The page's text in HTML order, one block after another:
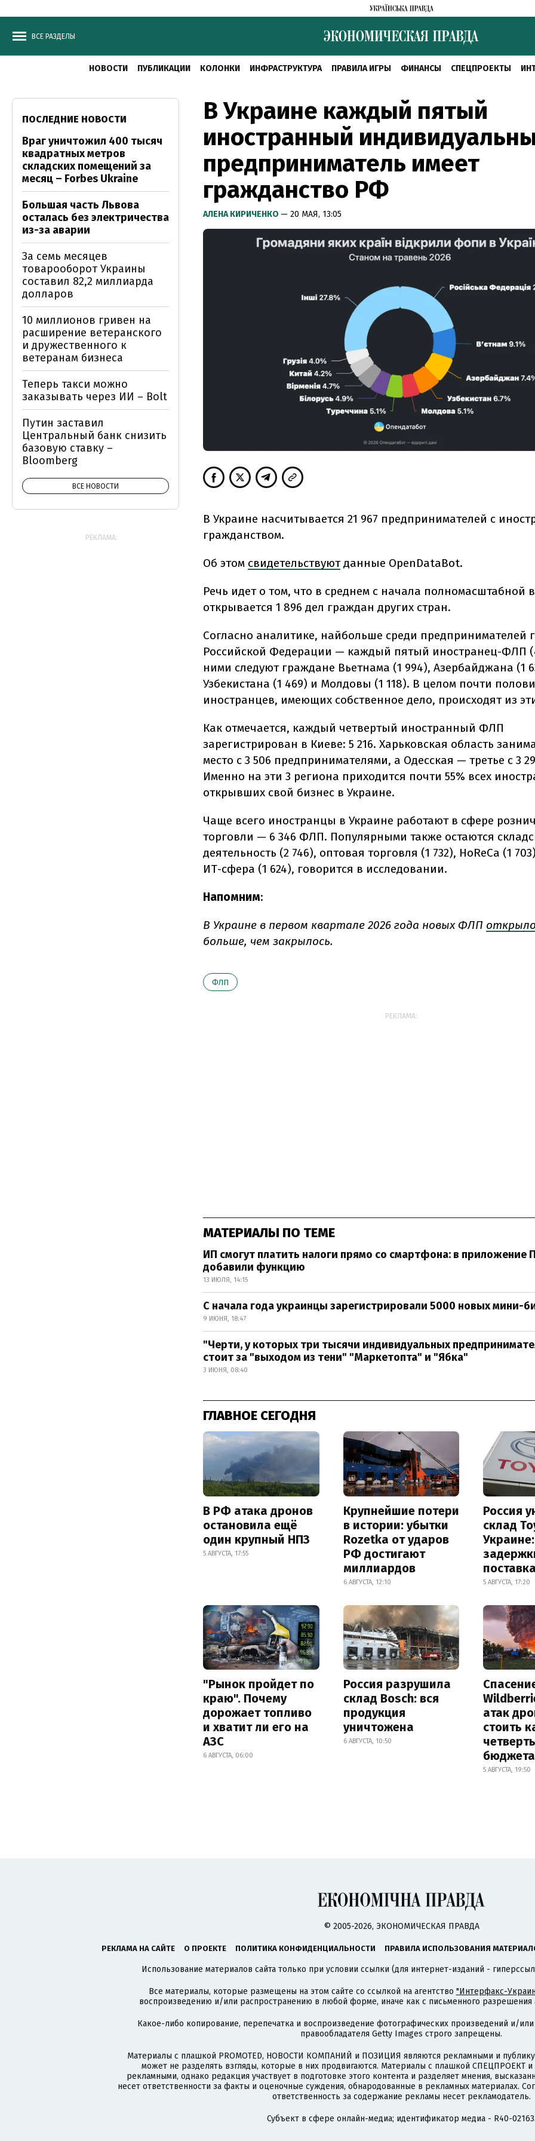
ВСЕ РАЗДЕЛЫ
НОВОСТИ ПУБЛИКАЦИИ КОЛОНКИ ИНФРАСТРУКТУРА ПРАВИЛА ИГРЫ ФИНАНСЫ СПЕЦПРОЕКТЫ
В Украине каждый пятый
иностранный
предприниматель имеет
гражданство РФ
АЛЕНА КИРИЧЕНКО — 20 МАЯ, 13:05
В Украине насчитывается 21 967 предпринимателей с
гражданством.
Об этом свидетельствуютданные OpenDataBot.
Речь идет о том, что в среднем с начала полномасштабной
открывается 1 896 дел граждан других стран.
Согласно аналитике, найбольше среди предпринимателей
Российской Федерации — каждый пятый иностранец-ФЛП
ними следуют граждане Вьетнама (1 994), Азербайджана (1
Узбекистана (1 469) и Молдовы (1 118). В целом почти
иностранцев, имеющих собственное дело, происходят из
Как отмечается, каждый четвертый иностранный ФЛП
зарегистрирован в Киеве: 5 216. Харьковская область
место с 3 506 предпринимателями, а Одесская — третье с 3
Именно на эти 3 региона приходится почти 55% всех
открывших свой бизнес в Украине.
Чаще всего иностранцы в Украине работают в сфере
торговли — 6 346 ФЛП. Популярными также остаются
деятельность (2 746), оптовая торговля (1 732), HoReCa (1
ИТ-сфера (1 624), говорится в исследовании.
Напомним:
В Украине в первом квартале 2026 года новых ФЛП
больше, чем закрылось.
ФЛП
РЕКЛАМА:
МАТЕРИАЛЫ ПО ТЕМЕ
ИП смогут платить налоги прямо со смартфона: в приложение
добавили функцию
13 ИЮЛЯ, 14:15
С начала года украинцы зарегистрировали 5000 новых мини-
9 ИЮНЯ, 18:47
"Черти, у которых три тысячи индивидуальных
стоит за "выходом из тени" "Маркетопта" и "Ябка"
3 ИЮНЯ, 08:40
ГЛАВНОЕ СЕГОДНЯ
В РФ атака дронов
остановила ещё
один крупный НПЗ
5 АВГУСТА, 17:55
Крупнейшие потери
в истории: убытки
Rozetka от ударов
РФ достигают
миллиардов
6 АВГУСТА, 12:10
Россия
склад
5 АВГУСТА, 17:20
"Рынок пройдет по
краю". Почему
дорожает топливо
и хватит ли его на
АЗС
6 АВГУСТА, 06:00
Россия разрушила
склад Bosch: вся
продукция
уничтожена
6 АВГУСТА, 10:50
атак
стоить
5 АВГУСТА, 19:50
ПОСЛЕДНИЕ НОВОСТИ
Враг уничтожил 400 тысяч
квадратных метров
складских помещений за
месяц – Forbes Ukraine
Большая часть Львова
осталась без электричества
из-за аварии
За семь месяцев
товарооборот Украины
составил 82,2 миллиарда
долларов
10 миллионов гривен на
расширение ветеранского
и дружественного к
ветеранам бизнеса
Теперь такси можно
заказывать через ИИ – Bolt
Путин заставил
Центральный банк снизить
базовую ставку –
Bloomberg
ВСЕ НОВОСТИ
РЕКЛАМА:
© 2005-2026, ЭКОНОМИЧЕСКАЯ ПРАВДА
РЕКЛАМА НА САЙТЕ О ПРОЕКТЕ ПОЛИТИКА КОНФИДЕНЦИАЛЬНОСТИ ПРАВИЛА ИСПОЛЬЗОВАНИЯ
Использование материалов сайта только при условии ссылки (для интернет-изданий -
Все материалы, которые размещены на этом сайте со ссылкой на агентство "Интерфакс-
воспроизведению и/или распространению в любой форме, иначе как с письменного разрешения
Какое-либо копирование, перепечатка и воспроизведение фотографических произведений и/
правообладателя Getty Images строго запрещены.
Материалы с плашкой PROMOTED, НОВОСТИ КОМПАНИЙ и ПОЗИЦИЯ являются рекламными и
может не разделять взгляды, которые в них продвигаются. Материалы с плашкой СПЕЦПРОЕКТ
рекламными, однако редакция участвует в подготовке этого контента и разделяет мнения,
несет ответственности за факты и оценочные суждения, обнародованные в рекламных материалах.
ответственность за содержание рекламы несет рекламодатель.
Субъект в сфере онлайн-медиа; идентификатор медиа - R40-02163.